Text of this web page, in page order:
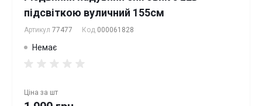
підсвіткою вуличний 155см
Артикул 77477 Код 000061828
Немає
Ціна за шт